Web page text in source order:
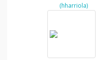
(hharriola)